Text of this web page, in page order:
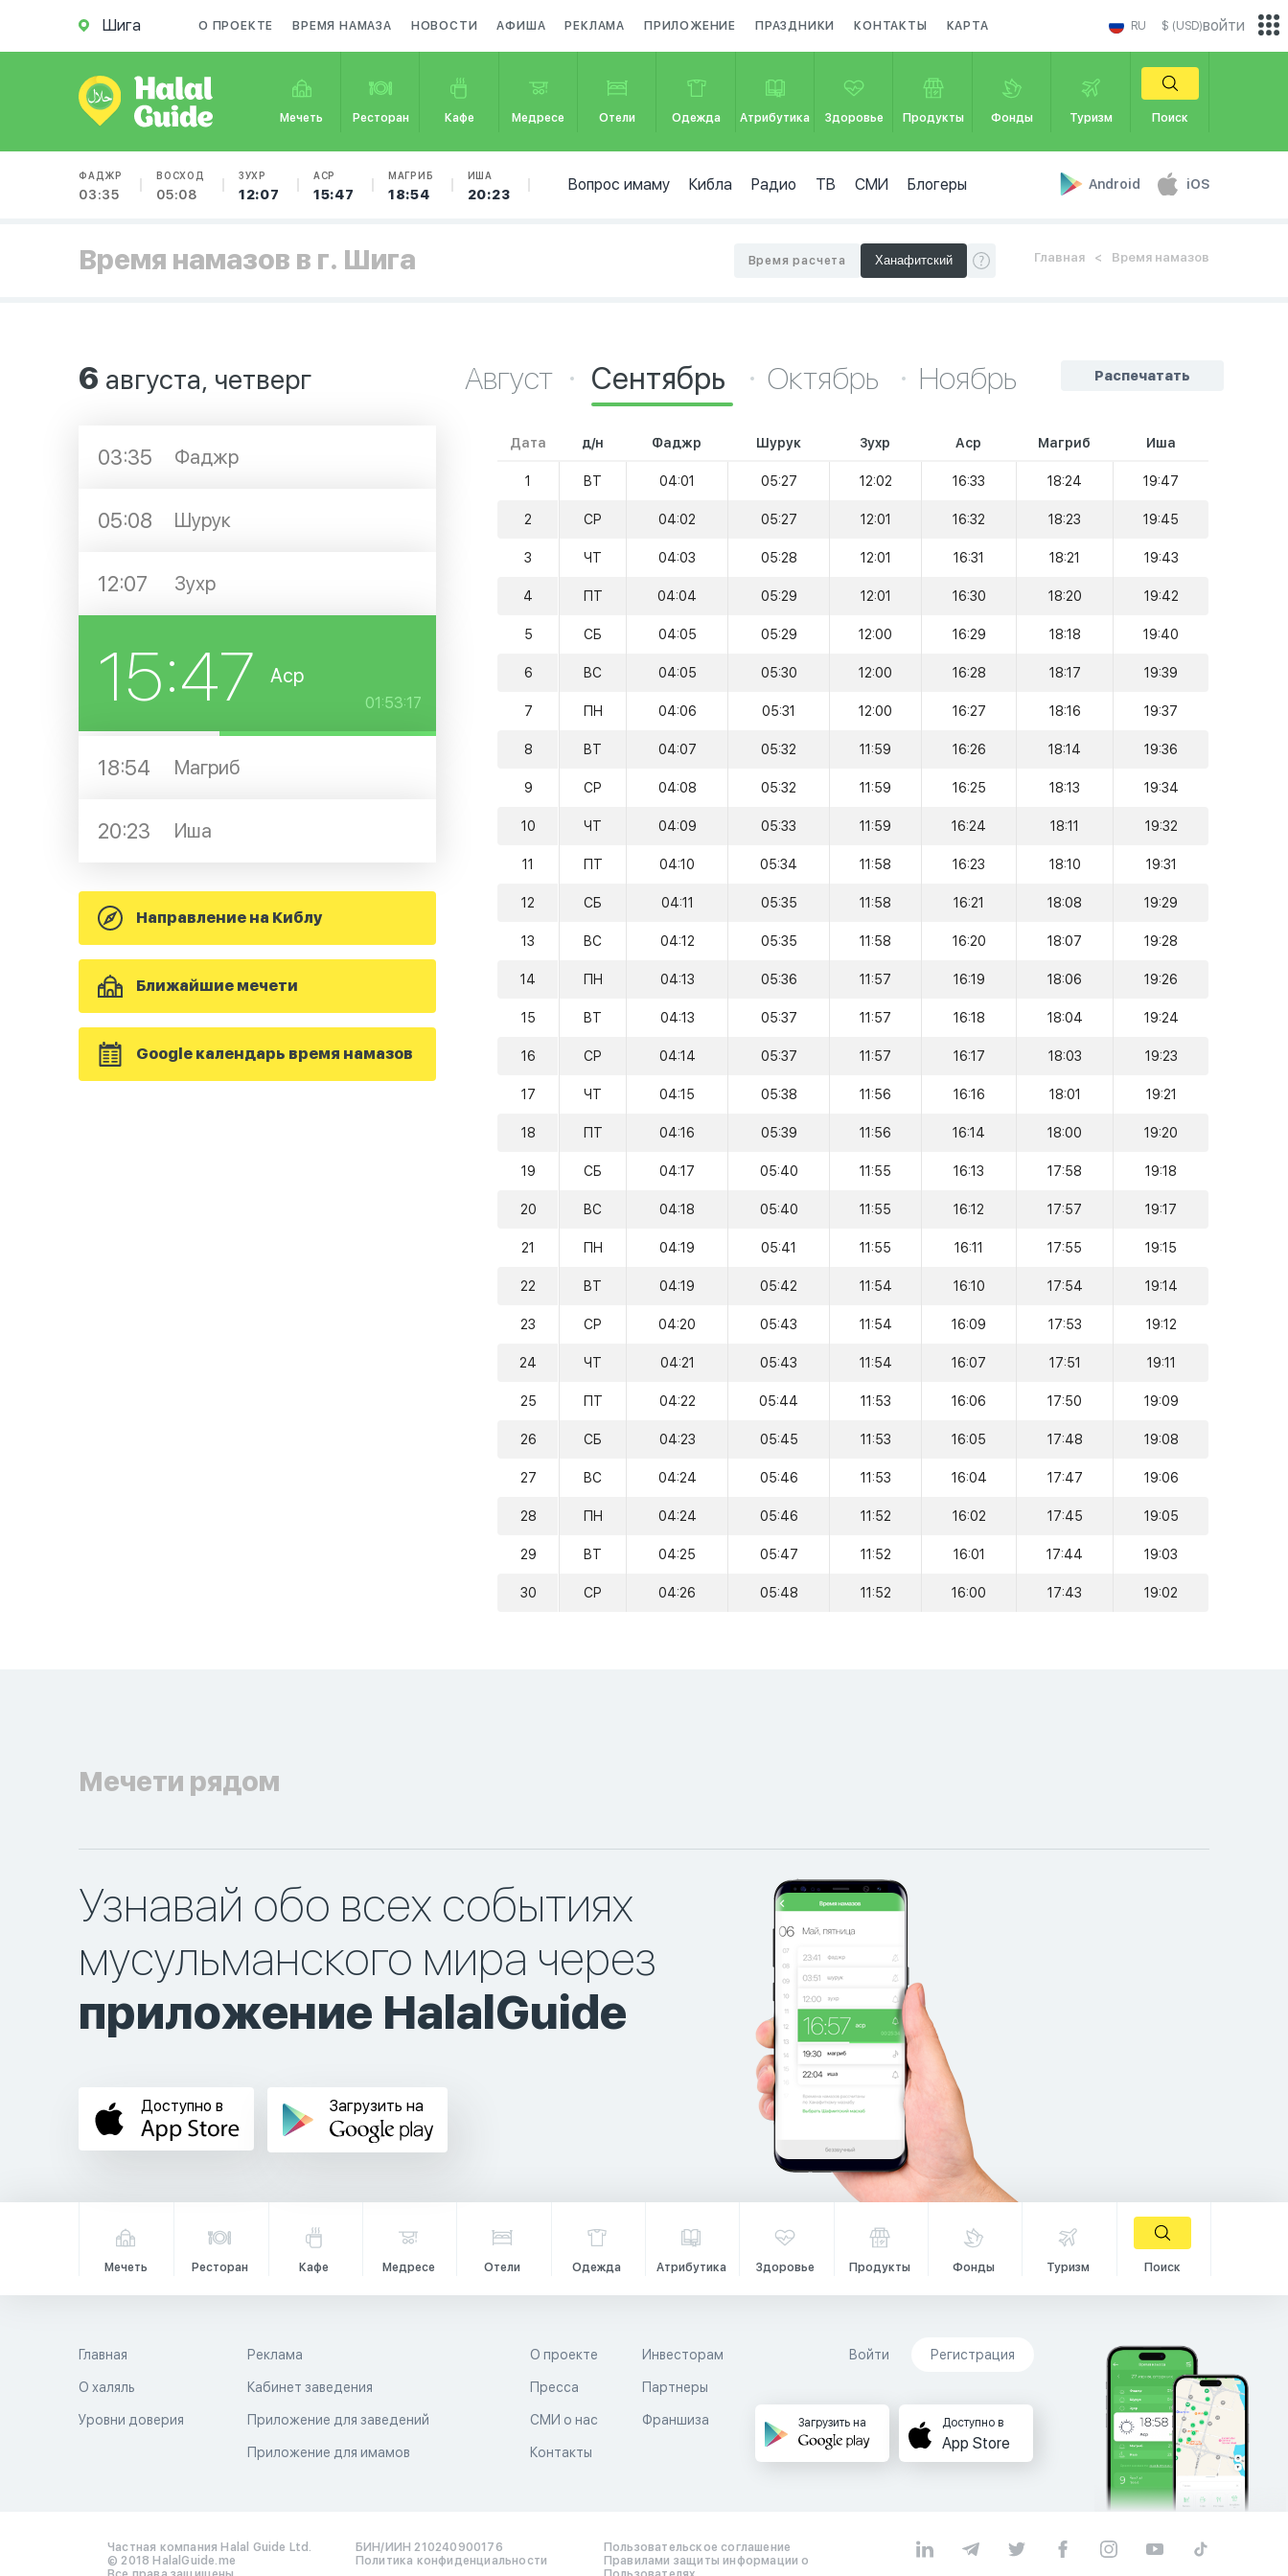
Шига О ПРОЕКТЕ ВРЕМЯ НАМАЗА НОВОСТИ АФИША РЕКЛАМА ПРИЛОЖЕНИЕ ПРАЗДНИКИ КОНТАКТЫ КАРТА RU $ (USD)
Мечеть Ресторан Кафе Медресе Отели Одежда Атрибутика Здоровье Продукты Фонды Туризм Поиск
ФАДЖР
03:35
ВОСХОД
05:08
ЗУХР
12:07
АСР
15:47
МАГРИБ
18:54
ИША
20:23
Вопрос имаму Кибла Радио ТВ СМИ Блогеры Android iOS
войти
Время намазов в г. Шига Главная Время намазов
Время расчета
6 августа, четверг
03:35 Фаджр
05:08 Шурук
12:07 Зухр
15:47 Аср
01:53:17
18:54 Магриб
20:23 Иша
Направление на Киблу
Ближайшие мечети
Google календарь время намазов
Распечатать
Август Сентябрь Октябрь Ноябрь
Дата д/н Фаджр Шурук Зухр Аср Магриб Иша
1 ВТ 04:01 05:27 12:02 16:33 18:24 19:47
2 СР 04:02 05:27 12:01 16:32 18:23 19:45
3 ЧТ 04:03 05:28 12:01 16:31 18:21 19:43
4 ПТ 04:04 05:29 12:01 16:30 18:20 19:42
5 СБ 04:05 05:29 12:00 16:29 18:18 19:40
6 ВС 04:05 05:30 12:00 16:28 18:17 19:39
7 ПН 04:06 05:31 12:00 16:27 18:16 19:37
8 ВТ 04:07 05:32 11:59 16:26 18:14 19:36
9 СР 04:08 05:32 11:59 16:25 18:13 19:34
10 ЧТ 04:09 05:33 11:59 16:24 18:11 19:32
11 ПТ 04:10 05:34 11:58 16:23 18:10 19:31
12 СБ 04:11 05:35 11:58 16:21 18:08 19:29
13 ВС 04:12 05:35 11:58 16:20 18:07 19:28
14 ПН 04:13 05:36 11:57 16:19 18:06 19:26
15 ВТ 04:13 05:37 11:57 16:18 18:04 19:24
16 СР 04:14 05:37 11:57 16:17 18:03 19:23
17 ЧТ 04:15 05:38 11:56 16:16 18:01 19:21
18 ПТ 04:16 05:39 11:56 16:14 18:00 19:20
19 СБ 04:17 05:40 11:55 16:13 17:58 19:18
20 ВС 04:18 05:40 11:55 16:12 17:57 19:17
21 ПН 04:19 05:41 11:55 16:11 17:55 19:15
22 ВТ 04:19 05:42 11:54 16:10 17:54 19:14
23 СР 04:20 05:43 11:54 16:09 17:53 19:12
24 ЧТ 04:21 05:43 11:54 16:07 17:51 19:11
25 ПТ 04:22 05:44 11:53 16:06 17:50 19:09
26 СБ 04:23 05:45 11:53 16:05 17:48 19:08
27 ВС 04:24 05:46 11:53 16:04 17:47 19:06
28 ПН 04:24 05:46 11:52 16:02 17:45 19:05
29 ВТ 04:25 05:47 11:52 16:01 17:44 19:03
30 СР 04:26 05:48 11:52 16:00 17:43 19:02
Мечети рядом
Узнавай обо всех событиях
мусульманского мира через
приложение HalalGuide
Доступно в Загрузить на
Мечеть Ресторан Кафе Медресе Отели Одежда Атрибутика Здоровье Продукты Фонды Туризм Поиск
Главная
О халяль
Уровни доверия
Реклама
Кабинет заведения
Приложение для заведений
Приложение для имамов
О проекте
Пресса
СМИ о нас
Контакты
Инвесторам
Партнеры
Франшиза
Войти Регистрация
Загрузить на Доступно в
App Store
Частная компания Halal Guide Ltd.
© 2018 HalalGuide.me
БИН/ИИН 210240900176
Политика конфиденциальности
Пользовательское соглашение
Правилами защиты информации о